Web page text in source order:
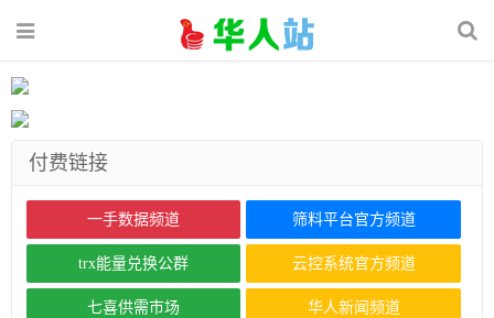
付费链接
一手数据频道 筛料平台官方频道
trx能量兑换公群 云控系统官方频道
七喜供需市场 华人新闻频道